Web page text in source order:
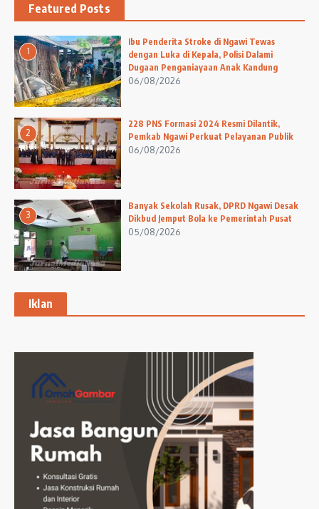
Featured Posts
1
Ibu Penderita Stroke di Ngawi Tewas
dengan Luka di Kepala, Polisi Dalami
Dugaan Penganiayaan Anak Kandung
06/08/2026
2
228 PNS Formasi 2024 Resmi Dilantik,
Pemkab Ngawi Perkuat Pelayanan Publik
06/08/2026
3
Banyak Sekolah Rusak, DPRD Ngawi Desak
Dikbud Jemput Bola ke Pemerintah Pusat
05/08/2026
Iklan